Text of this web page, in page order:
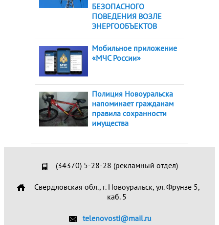
БЕЗОПАСНОГО
ПОВЕДЕНИЯ ВОЗЛЕ
ЭНЕРГООБЪЕКТОВ
Мобильное приложение
«МЧС России»
Полиция Новоуральска
напоминает гражданам
правила сохранности
имущества
(34370) 5-28-28 (рекламный отдел)
Свердловская обл., г. Новоуральск, ул. Фрунзе 5,
каб. 5
telenovosti@mail.ru